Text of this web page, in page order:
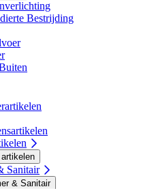
Bestrijding
Sanitair
& Sanitair